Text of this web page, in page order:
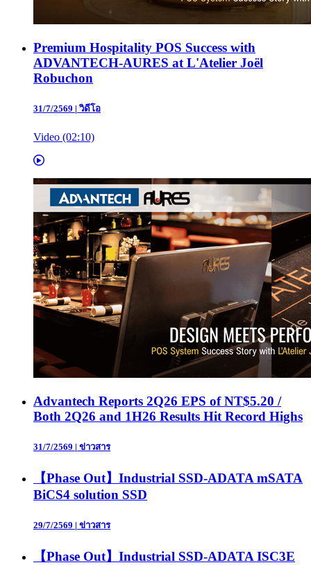
Premium Hospitality POS Success with
ADVANTECH-AURES at L'Atelier Joël
Robuchon
31/7/2569 |วิดีโอ
Video (02:10)
Advantech Reports 2Q26 EPS of NT$5.20 /
Both 2Q26 and 1H26 Results Hit Record Highs
31/7/2569 | ข่าวสาร
【Phase Out】Industrial SSD-ADATA mSATA
BiCS4 solution SSD
29/7/2569 | ข่าวสาร
【Phase Out】Industrial SSD-ADATA ISC3E